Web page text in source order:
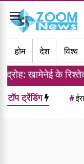
Toggle
navigation
होम
देश विश्व
रिश्तेदार ने
टॉप ट्रेंडिंग #